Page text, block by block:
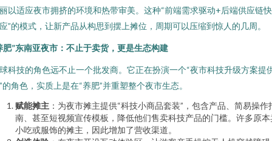
以适应夜市拥挤的环境和热带审美。这种“前端需求驱动+后端供应链
”的模式，让新产品从构思到摆上摊位，周期可以压缩到惊人的几周。
肥”东南亚夜市：不止于卖货，更是生态构建
科技的角色远不止一个批发商。它正在扮演一个“夜市科技升级方案提
的角色，实质上是在“养肥”并重塑整个夜市生态。
赋能摊主 ：为夜市摊主提供“科技小商品套装”，包含产品、简易操作
南、甚至短视频宣传模板，降低他们售卖科技产品的门槛。许多原本
小吃或服饰的摊主，因此增加了营收渠道。